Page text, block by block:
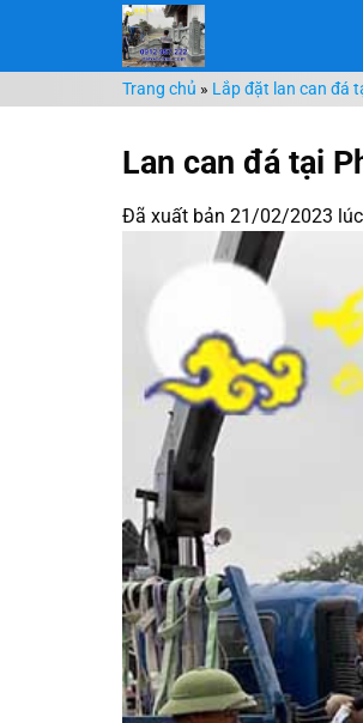
nội
dung
Trang chủ » Lắp đặt lan can đá
Lan can đá tại
Đã xuất bản 21/02/2023 lúc